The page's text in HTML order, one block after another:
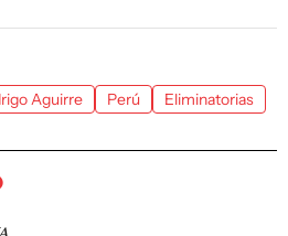
Aguirre Perú Eliminatorias